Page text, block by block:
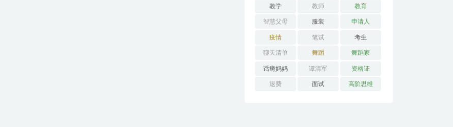
教学 教师 教育
智慧父母 服装 申请人
疫情 笔试 考生
聊天清单 舞蹈 舞蹈家
话痨妈妈 谭清军 资格证
退费 面试 高阶思维